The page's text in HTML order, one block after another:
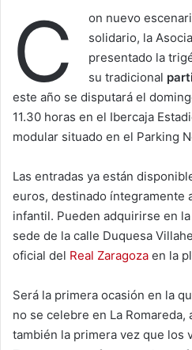
C
on nuevo
solidario, la
presentado la
su tradicional
este año se disputará el
11.30 horas en el Ibercaja
modular situado en el Parking
Las entradas ya están
euros, destinado íntegramente
infantil. Pueden adquirirse en
sede de la calle Duquesa
oficial del Real Zaragoza en la
Será la primera ocasión en la
no se celebre en La
también la primera vez que los